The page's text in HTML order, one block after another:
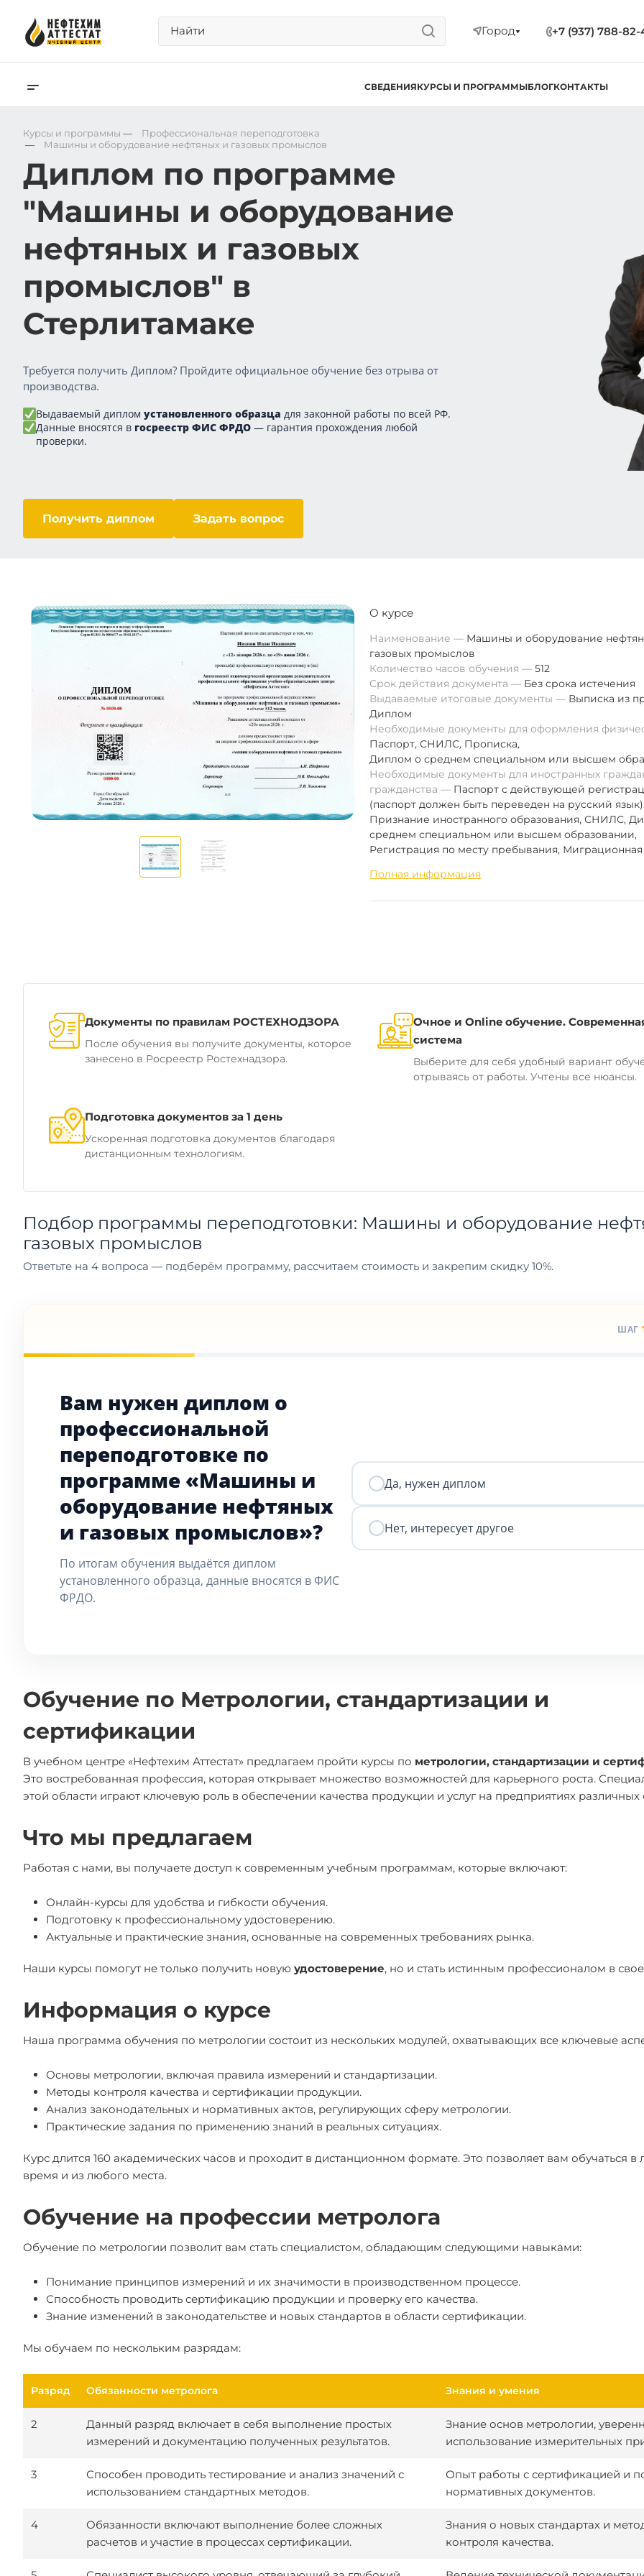
Город +7 (937) 788-82-
СВЕДЕНИЯКУРСЫ И ПРОГРАММЫБЛОГКОНТАКТЫ
Курсы и программы —
Профессиональная переподготовка
—
Машины и оборудование нефтяных и газовых промыслов
Диплом по программе
"Машины и оборудование
нефтяных и газовых
промыслов" в
Стерлитамаке
Требуется получить Диплом? Пройдите официальное обучение без отрыва от
производства.
Выдаваемый диплом установленного образца для законной работы по всей РФ.
Данные вносятся в госреестр ФИС ФРДО — гарантия прохождения любой
проверки.
Получить диплом Задать вопрос
О курсе
Наименование
Машины и оборудование
газовых промыслов
Количество часов обучения
512
Срок действия документа
Без срока истечения
Выдаваемые итоговые документы
Выписка из
Диплом
Необходимые документы для оформления
Паспорт, СНИЛС, Прописка,
Диплом о среднем специальном или высшем
Необходимые документы для иностранных
гражданства
Паспорт с действующей
(паспорт должен быть переведен на русский
Признание иностранного образования, СНИЛС,
среднем специальном или высшем образовании,
Регистрация по месту пребывания, Миграционная
Полная информация
Документы по правилам РОСТЕХНОДЗОРА
После обучения вы получите документы, которое
занесено в Росреестр Ростехнадзора.
Очное и Online обучение.
система
Выберите для себя удобный вариант
отрываясь от работы. Учтены все нюансы.
Подготовка документов за 1 день
Ускоренная подготовка документов благодаря
дистанционным технологиям.
Подбор программы переподготовки: Машины и оборудование
газовых промыслов
Ответьте на 4 вопроса — подберём программу, рассчитаем стоимость и закрепим скидку 10%.
ШАГ
Вам нужен диплом о
профессиональной
переподготовке по
программе «Машины и
оборудование нефтяных
и газовых промыслов»?
По итогам обучения выдаётся диплом
установленного образца, данные вносятся в ФИС
ФРДО.
Да, нужен диплом
Нет, интересует другое
Обучение по Метрологии, стандартизации и
сертификации
В учебном центре «Нефтехим Аттестат» предлагаем пройти курсы по метрологии, стандартизации и
Это востребованная профессия, которая открывает множество возможностей для карьерного роста.
этой области играют ключевую роль в обеспечении качества продукции и услуг на предприятиях различных
Что мы предлагаем
Работая с нами, вы получаете доступ к современным учебным программам, которые включают:
Онлайн-курсы для удобства и гибкости обучения.
Подготовку к профессиональному удостоверению.
Актуальные и практические знания, основанные на современных требованиях рынка.
Наши курсы помогут не только получить новую удостоверение, но и стать истинным профессионалом в
Информация о курсе
Наша программа обучения по метрологии состоит из нескольких модулей, охватывающих все ключевые
Основы метрологии, включая правила измерений и стандартизации.
Методы контроля качества и сертификации продукции.
Анализ законодательных и нормативных актов, регулирующих сферу метрологии.
Практические задания по применению знаний в реальных ситуациях.
Курс длится 160 академических часов и проходит в дистанционном формате. Это позволяет вам обучаться в
время и из любого места.
Обучение на профессии метролога
Обучение по метрологии позволит вам стать специалистом, обладающим следующими навыками:
Понимание принципов измерений и их значимости в производственном процессе.
Способность проводить сертификацию продукции и проверку его качества.
Знание изменений в законодательстве и новых стандартов в области сертификации.
Мы обучаем по нескольким разрядам:
Разряд Обязанности метролога Знания и умения
2
Данный разряд включает в себя выполнение простых
измерений и документацию полученных результатов.
Знание основ метрологии,
использование измерительных
3
Способен проводить тестирование и анализ значений с
использованием стандартных методов.
Опыт работы с сертификацией и
нормативных документов.
4
Обязанности включают выполнение более сложных
расчетов и участие в процессах сертификации.
Знания о новых стандартах и
контроля качества.